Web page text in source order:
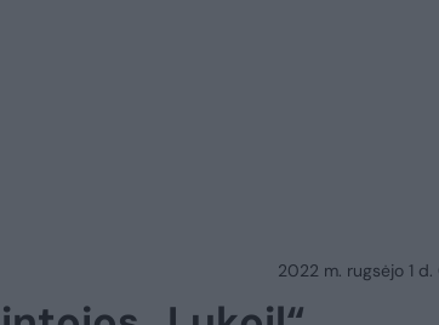
2022 m. rugsėjo 1 d.